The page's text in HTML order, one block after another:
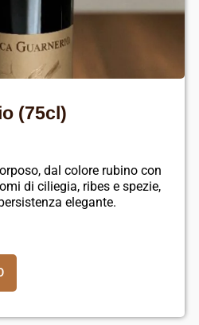
(75cl)
dal colore rubino con
di ciliegia, ribes e spezie,
elegante.